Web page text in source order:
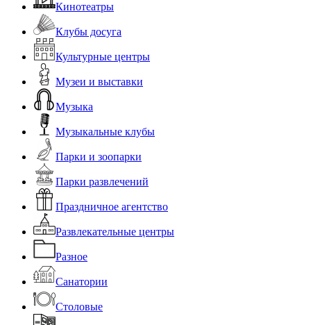
Кинотеатры
Клубы досуга
Культурные центры
Музеи и выставки
Музыка
Музыкальные клубы
Парки и зоопарки
Парки развлечений
Праздничное агентство
Развлекательные центры
Разное
Санатории
Столовые